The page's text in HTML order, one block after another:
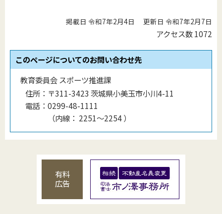
掲載日 令和7年2月4日 更新日 令和7年2月7日
アクセス数1072
このページについてのお問い合わせ先
教育委員会 スポーツ推進課
住所： 〒311-3423 茨城県小美玉市小川4-11
電話： 0299-48-1111
（内線 ： 2251～2254）
有料
広告